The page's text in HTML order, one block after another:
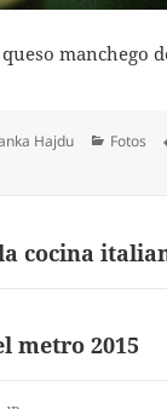
manchego
Hajdu Fotos
cocina
metro 2015